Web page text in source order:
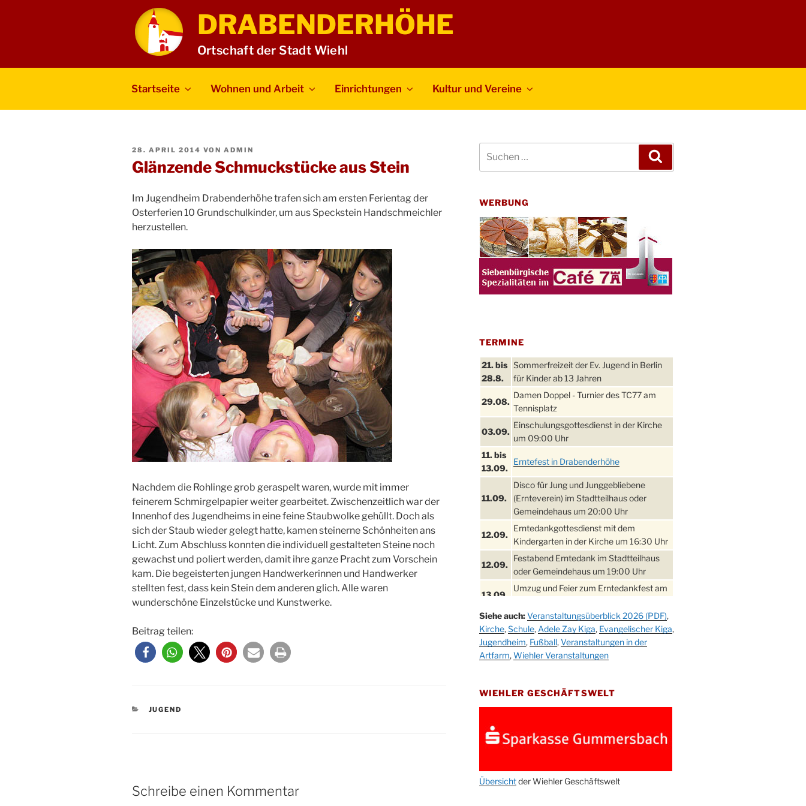
DRABENDERHÖHE
Ortschaft der Stadt Wiehl
Startseite Wohnen und Arbeit Einrichtungen Kultur und Vereine
VERÖFFENTLICHT
28. APRIL 2014 VON ADMIN
Glänzende Schmuckstücke aus Stein
Im Jugendheim Drabenderhöhe trafen sich am ersten Ferientag der
Osterferien 10 Grundschulkinder, um aus Speckstein Handschmeichler
herzustellen.
Nachdem die Rohlinge grob geraspelt waren, wurde mit immer
feinerem Schmirgelpapier weiter gearbeitet. Zwischenzeitlich war der
Innenhof des Jugendheims in eine feine Staubwolke gehüllt. Doch als
sich der Staub wieder gelegt hatte, kamen steinerne Schönheiten ans
Licht. Zum Abschluss konnten die individuell gestalteten Steine noch
gewachst und poliert werden, damit ihre ganze Pracht zum Vorschein
kam. Die begeisterten jungen Handwerkerinnen und Handwerker
stellten fest, dass kein Stein dem anderen glich. Alle waren
wunderschöne Einzelstücke und Kunstwerke.
Beitrag teilen:
KATEGORIEN
JUGEND
Schreibe einen Kommentar
nach:
WERBUNG
TERMINE
21. bis
28.8.
Sommerfreizeit der Ev. Jugend in Berlin
für Kinder ab 13 Jahren
29.08.
Damen Doppel - Turnier des TC77 am
Tennisplatz
03.09.
Einschulungsgottesdienst in der Kirche
um 09:00 Uhr
11. bis
13.09.
Erntefest in Drabenderhöhe
11.09.
Disco für Jung und Junggebliebene
(Ernteverein) im Stadtteilhaus oder
Gemeindehaus um 20:00 Uhr
12.09.
Erntedankgottesdienst mit dem
Kindergarten in der Kirche um 16:30 Uhr
12.09.
Festabend Erntedank im Stadtteilhaus
oder Gemeindehaus um 19:00 Uhr
13.09.
Umzug und Feier zum Erntedankfest am
19.09.
Schlagerabend im Stadtteilhaus
Drabenderhöhe
25. u.
26.09.
Oktoberfest im Cafe XXS
10-12 Uhr
Afterwork-Andacht um 18:00 Uhr in der
Sandmännchen-Gottesdienst in der
11.10.
Oktoberfest MGV im Stadtteilhaus um
Siehe auch: Veranstaltungsüberblick 2026 (PDF),
Kirche,Schule, Adele Zay Kiga, Evangelischer Kiga,
Jugendheim, Fußball,Veranstaltungen in der
Artfarm,Wiehler Veranstaltungen
WIEHLER GESCHÄFTSWELT
Übersichtder Wiehler Geschäftswelt